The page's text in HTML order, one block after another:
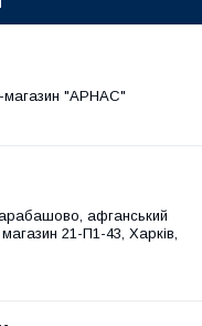
магазин "АРНАС"
афганський
21-П1-43, Харків,